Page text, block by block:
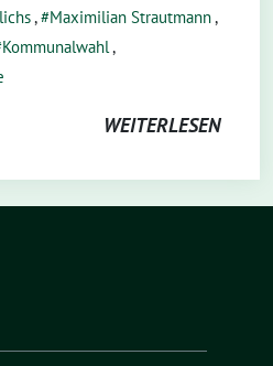
, Maximilian Strautmann,
Kommunalwahl,
WEITERLESEN